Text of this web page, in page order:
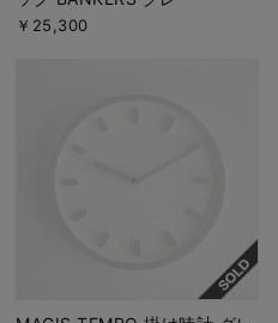
￥25,300